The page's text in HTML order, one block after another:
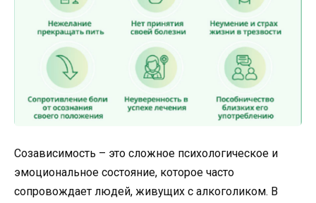
Созависимость – это сложное психологическое и
эмоциональное состояние, которое часто
сопровождает людей, живущих с алкоголиком. В